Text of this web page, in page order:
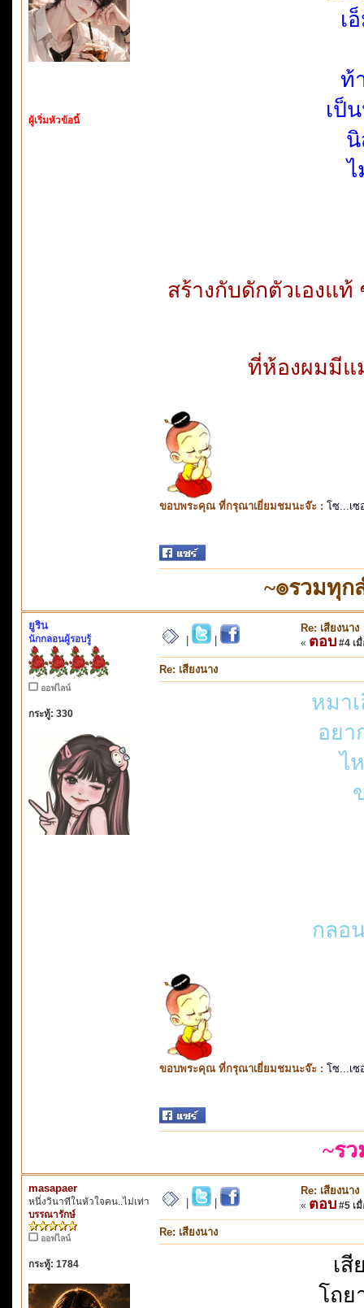
ผู้เริ่มหัวข้อนี้
เ
ท้
เป็
ไ
สร้างกับดักตัวเองแ
ที่ห้องผมมีแ
ขอบพระคุณ ที่กรุณาเยี่ยมชมนะจ๊ะ : โซ...เซ
~๏รวมทุ
ยูริน
นักกลอนผู้รอบรู้
ออฟไลน์
กระทู้: 330
Re: เสียงนาง
« ตอบ #4 เ
Re: เสียงนาง
หมา
อยา
ไ
กลอ
ขอบพระคุณ ที่กรุณาเยี่ยมชมนะจ๊ะ : โซ...เซ
~ร
masapaer
หนึ่งวินาทีในหัวใจคน..ไม่เท่า
บรรณารักษ์
ออฟไลน์
กระทู้: 1784
Re: เสียงนาง
« ตอบ #5 เ
Re: เสียงนาง
เ
โถย